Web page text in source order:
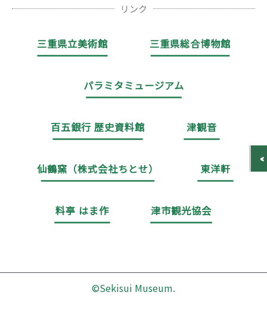
リンク
三重県立美術館 三重県総合博物館
パラミタミュージアム
百五銀行 歴史資料館 津観音
仙鶴窯（株式会社ちとせ） 東洋軒
料亭 はま作 津市観光協会
©Sekisui Museum.